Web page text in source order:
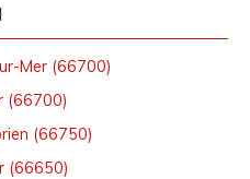
Mer (66700)
(66700)
(66750)
(66650)